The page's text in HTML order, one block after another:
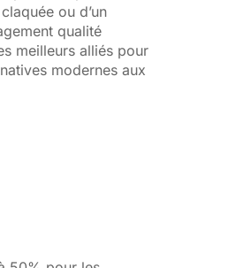
ou d’un
qualité
meilleurs alliés pour
modernes aux